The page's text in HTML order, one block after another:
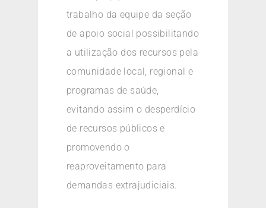
trabalho da equipe da seção
de apoio social possibilitando
a utilização dos recursos pela
comunidade local, regional e
programas de saúde,
evitando assim o desperdício
de recursos públicos e
promovendo o
reaproveitamento para
demandas extrajudiciais.